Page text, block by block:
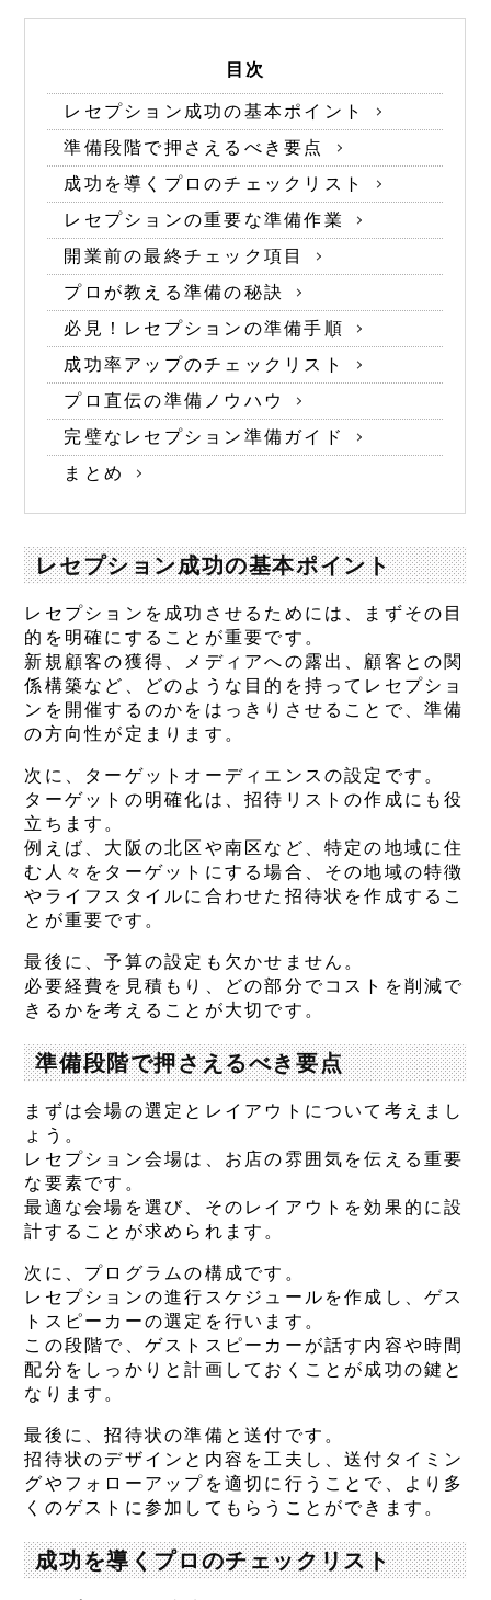
目次
レセプション成功の基本ポイント
準備段階で押さえるべき要点
成功を導くプロのチェックリスト
レセプションの重要な準備作業
開業前の最終チェック項目
プロが教える準備の秘訣
必見！レセプションの準備手順
成功率アップのチェックリスト
プロ直伝の準備ノウハウ
完璧なレセプション準備ガイド
まとめ
レセプション成功の基本ポイント
レセプションを成功させるためには、まずその目
的を明確にすることが重要です。
新規顧客の獲得、メディアへの露出、顧客との関
係構築など、どのような目的を持ってレセプショ
ンを開催するのかをはっきりさせることで、準備
の方向性が定まります。
次に、ターゲットオーディエンスの設定です。
ターゲットの明確化は、招待リストの作成にも役
立ちます。
例えば、大阪の北区や南区など、特定の地域に住
む人々をターゲットにする場合、その地域の特徴
やライフスタイルに合わせた招待状を作成するこ
とが重要です。
最後に、予算の設定も欠かせません。
必要経費を見積もり、どの部分でコストを削減で
きるかを考えることが大切です。
準備段階で押さえるべき要点
まずは会場の選定とレイアウトについて考えまし
ょう。
レセプション会場は、お店の雰囲気を伝える重要
な要素です。
最適な会場を選び、そのレイアウトを効果的に設
計することが求められます。
次に、プログラムの構成です。
レセプションの進行スケジュールを作成し、ゲス
トスピーカーの選定を行います。
この段階で、ゲストスピーカーが話す内容や時間
配分をしっかりと計画しておくことが成功の鍵と
なります。
最後に、招待状の準備と送付です。
招待状のデザインと内容を工夫し、送付タイミン
グやフォローアップを適切に行うことで、より多
くのゲストに参加してもらうことができます。
成功を導くプロのチェックリスト